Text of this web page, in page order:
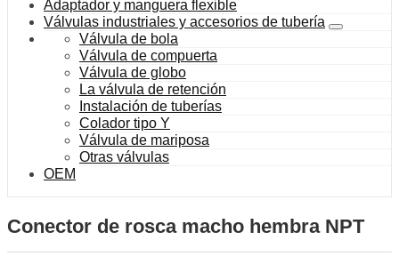
Adaptador y manguera flexible
Válvulas industriales y accesorios de tubería
Válvula de bola
Válvula de compuerta
Válvula de globo
La válvula de retención
Instalación de tuberías
Colador tipo Y
Válvula de mariposa
Otras válvulas
OEM
Conector de rosca macho hembra NPT